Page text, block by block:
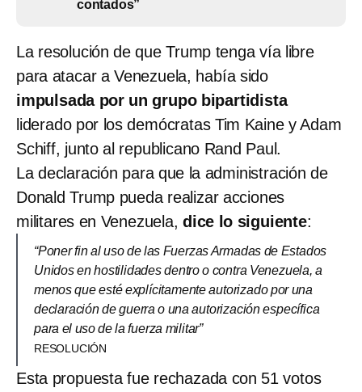
contados”
La resolución de que Trump tenga vía libre
para atacar a Venezuela, había sido
impulsada por un grupo bipartidista
liderado por los demócratas Tim Kaine y Adam
Schiff, junto al republicano Rand Paul.
La declaración para que la administración de
Donald Trump pueda realizar acciones
militares en Venezuela,dice lo siguiente:
“Poner fin al uso de las Fuerzas Armadas de Estados
Unidos en hostilidades dentro o contra Venezuela, a
menos que esté explícitamente autorizado por una
declaración de guerra o una autorización específica
para el uso de la fuerza militar”
RESOLUCIÓN
Esta propuesta fue rechazada con 51 votos